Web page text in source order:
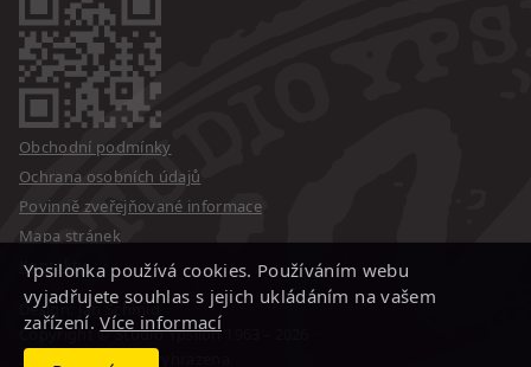
Obchodní podmínky
Ochrana osobních údajů
Povinně zveřejňované informace
Mapa stránek
Kontakty
Design: Jan Schmid
Copyright © Studio Ypsilon
Změna programu vyhrazena
Ypsilonka používá cookies. Používáním webu
vyjadřujete souhlas s jejich ukládáním na vašem
zařízení.Více informací